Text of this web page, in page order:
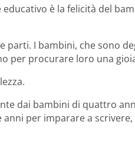
è la felicità del
parti. I bambini, che sono
per procurare loro una
dai bambini di quattro
per imparare a